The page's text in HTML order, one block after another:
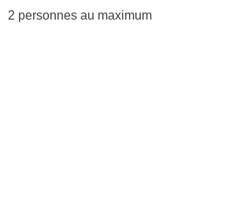
2 personnes au maximum